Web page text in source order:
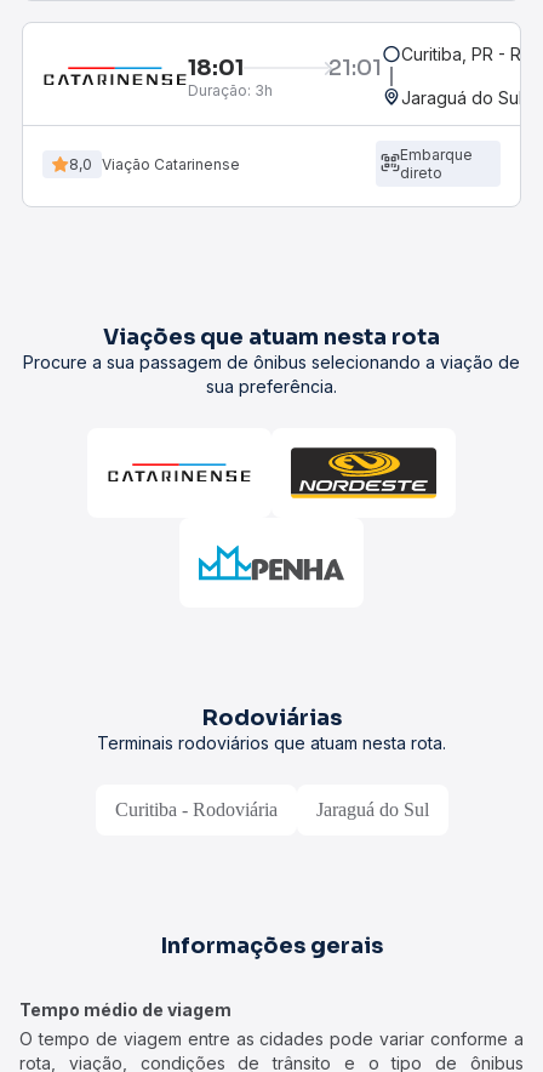
18:01 21:01
Duração: 3h
Curitiba, PR -
Jaraguá do Sul,
8,0 Viação Catarinense
Embarque
direto
Viações que atuam nesta rota
Procure a sua passagem de ônibus selecionando a viação de
sua preferência.
Rodoviárias
Terminais rodoviários que atuam nesta rota.
Curitiba - Rodoviária Jaraguá do Sul
Informações gerais
Tempo médio de viagem
O tempo de viagem entre as cidades pode variar conforme a
rota, viação, condições de trânsito e o tipo de ônibus